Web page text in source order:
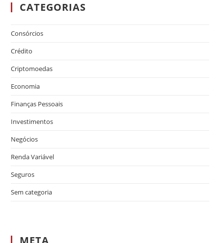
CATEGORIAS
Consórcios
Crédito
Criptomoedas
Economia
Finanças Pessoais
Investimentos
Negócios
Renda Variável
Seguros
Sem categoria